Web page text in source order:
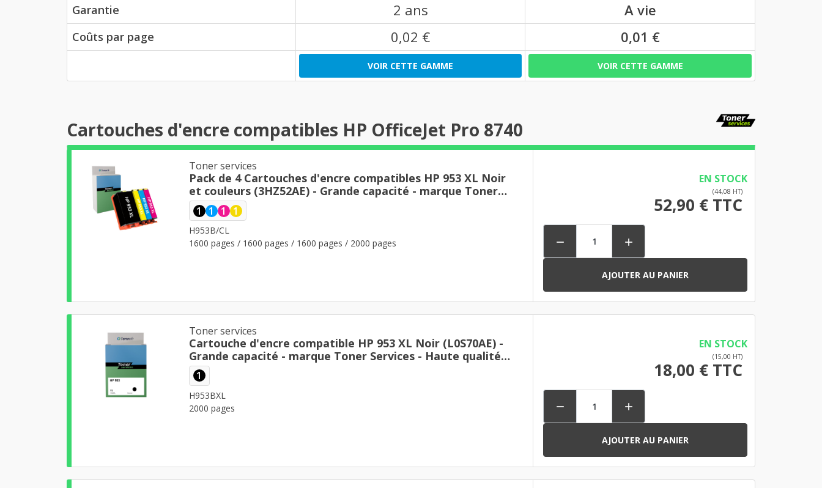
Garantie
2 ans A vie
Coûts par page 0,02 € 0,01 €
VOIR CETTE GAMME VOIR CETTE GAMME
Cartouches d'encre compatibles HP OfficeJet Pro 8740
Toner services
Pack de 4 Cartouches d'encre compatibles HP 953 XL Noir
et couleurs (3HZ52AE) - Grande capacité - marque Toner
Services
1 1 1 1
H953B/CL
1600 pages / 1600 pages / 1600 pages / 2000 pages
EN STOCK
(44,08 HT)
52,90 € TTC
 
AJOUTER AU PANIER
Toner services
Cartouche d'encre compatible HP 953 XL Noir (L0S70AE) -
Grande capacité - marque Toner Services - Haute qualité
d'impression
1
H953BXL
2000 pages
EN STOCK
(15,00 HT)
18,00 € TTC
 
AJOUTER AU PANIER